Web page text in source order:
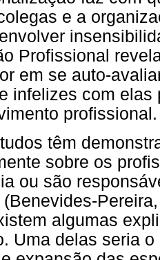
e a
Profissional
em se auto-
infelizes com
profissional.
têm
sobre os
ou são
algumas
Uma delas seria